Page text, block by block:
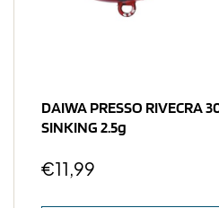
DAIWA PRESSO RIVECRA
SINKING 2.5g
€11,99